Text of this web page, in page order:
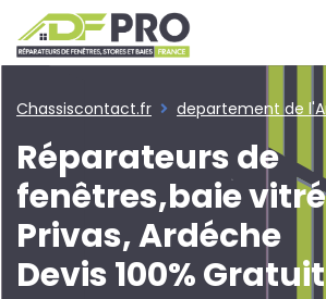
Chassiscontact.fr departement de
Réparateurs de
fenêtres,baie
Privas, Ardéche
Devis 100% Gratuit